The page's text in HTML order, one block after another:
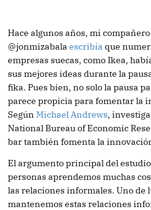
Hace algunos años, mi
@jonmizabala escribía que
empresas suecas, como Ikea,
sus mejores ideas durante la
fika. Pues bien, no solo la pausa
parece propicia para fomentar la
Según Michael Andrews,
National Bureau of Economic
bar también fomenta la
El argumento principal del estudio
personas aprendemos muchas
las relaciones informales. Uno de
mantenemos estas relaciones